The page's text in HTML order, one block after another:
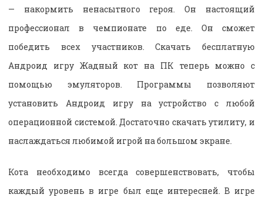
— накормить ненасытного героя. Он настоящий
профессионал в чемпионате по еде. Он сможет
победить всех участников. Скачать бесплатную
Андроид игру Жадный кот на ПК теперь можно с
помощью эмуляторов. Программы позволяют
установить Андроид игру на устройство с любой
операционной системой. Достаточно скачать утилиту, и
наслаждаться любимой игрой на большом экране.
Кота необходимо всегда совершенствовать, чтобы
каждый уровень в игре был еще интересней. В игре